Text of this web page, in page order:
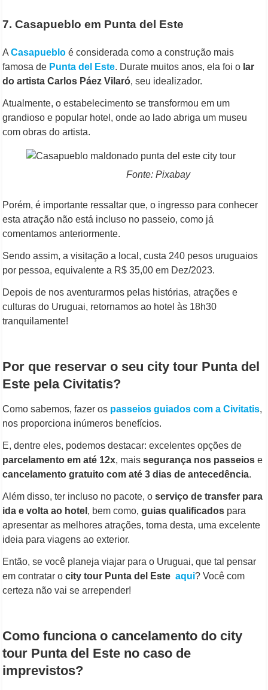
7. Casapueblo em Punta del Este
ACasapueblo é considerada como a construção mais
famosa de Punta del Este. Durate muitos anos, ela foi o lar
do artista Carlos Páez Vilaró, seu idealizador.
Atualmente, o estabelecimento se transformou em um
grandioso e popular hotel, onde ao lado abriga um museu
com obras do artista.
Fonte: Pixabay
Porém, é importante ressaltar que, o ingresso para conhecer
esta atração não está incluso no passeio, como já
comentamos anteriormente.
Sendo assim, a visitação a local, custa 240 pesos uruguaios
por pessoa, equivalente a R$ 35,00 em Dez/2023.
Depois de nos aventurarmos pelas histórias, atrações e
culturas do Uruguai, retornamos ao hotel às 18h30
tranquilamente!
Por que reservar o seu city tour Punta del
Este pela Civitatis?
Como sabemos, fazer os passeios guiados com a Civitatis,
nos proporciona inúmeros benefícios.
E, dentre eles, podemos destacar: excelentes opções de
parcelamento em até 12x, mais segurança nos passeios e
cancelamento gratuito com até 3 dias de antecedência.
Além disso, ter incluso no pacote, o serviço de transfer para
ida e volta ao hotel , bem como, guias qualificados para
apresentar as melhores atrações, torna desta, uma excelente
ideia para viagens ao exterior.
Então, se você planeja viajar para o Uruguai, que tal pensar
em contratar o city tour Punta del Este aqui? Você com
certeza não vai se arrepender!
Como funciona o cancelamento do city
tour Punta del Este no caso de
imprevistos?